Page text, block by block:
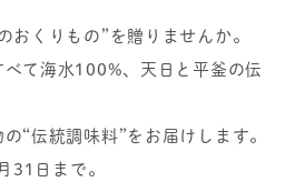
おくりもの”を贈りませんか。
て海水100%、天日と平釜の伝
“伝統調味料”をお届けします。
31日まで。